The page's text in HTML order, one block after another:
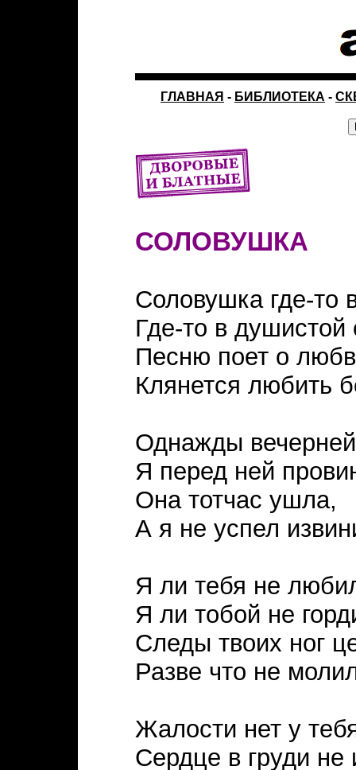
ГЛАВНАЯ - БИБЛИОТЕКА -
СОЛОВУШКА
Соловушка где-то
Где-то в душистой
Песню поет о
Клянется любить
Однажды
Я перед ней
Она тотчас ушла,
А я не успел
Я ли тебя не
Я ли тобой не
Следы твоих ног
Разве что не
Жалости нет у
Сердце в груди